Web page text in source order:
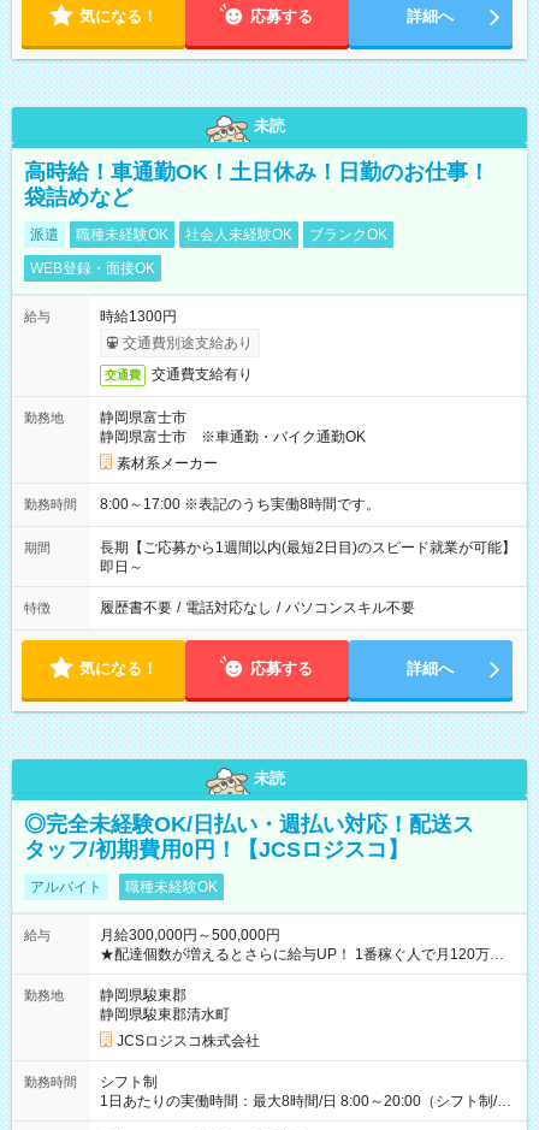
気になる！ 応募する 詳細へ
未読
高時給！車通勤OK！土日休み！日勤のお仕事！
袋詰めなど
派遣 職種未経験OK 社会人未経験OK
ブランクOK
WEB登録・面接OK
給与
時給1300円
交通費別途支給あり
交通費 交通費支給有り
勤務地
静岡県富士市
静岡県富士市 ※車通勤・バイク通勤OK
素材系メーカー
勤務時間 8:00～17:00 ※表記のうち実働8時間です。
期間
長期【ご応募から1週間以内(最短2日目)のスピード就業が可能】
即日～
特徴 履歴書不要 / 電話対応なし / パソコンスキル不要
気になる！ 応募する 詳細へ
未読
◎完全未経験OK/日払い・週払い対応！配送ス
タッフ/初期費用0円！【JCSロジスコ】
アルバイト 職種未経験OK
給与
月給300,000円～500,000円
★配達個数が増えるとさらに給与UP！ 1番稼ぐ人で月120万ほ
ど！ ・主要都市エリア 月収55万円／週5日稼働 月収65万~112
万円／週6日稼働 ・地方郊外エリア 月収40万円／週5日稼働 月
収40万円~50万円／週6日稼働 ＜モデルイメージ＞ ■月収50万
円 (27歳男性/江東区在住)※元建築関係 1日150個配達×25日勤務
(日休み) ■月収80万円(43歳男性/墨田区在住)※元営業 1日200個
勤務地
静岡県駿東郡
静岡県駿東郡清水町
JCSロジスコ株式会社
勤務時間
シフト制
1日あたりの実働時間：最大8時間/日 8:00～20:00（シフト制/実
働8時間） ※週5日勤務（場所次第では週4も有り） ※配達状況